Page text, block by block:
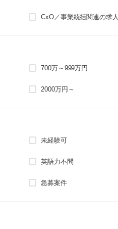
CxO／事業統括関連の求人
700万～999万円
2000万円～
未経験可
英語力不問
急募案件